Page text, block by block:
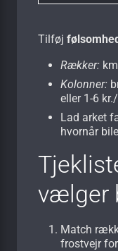
Tilføj
Rækker:
Kolonner:
eller 1-6
Lad arket
hvornår
vælger
Match
frostvejr